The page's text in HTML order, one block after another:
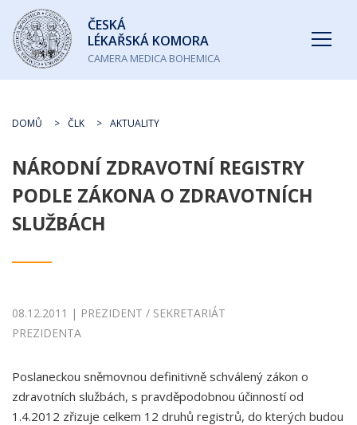
Česká
lékařská
komora
ČESKÁ
LÉKAŘSKÁ KOMORA
CAMERA MEDICA BOHEMICA
DOMŮ ČLK AKTUALITY
NÁRODNÍ ZDRAVOTNÍ REGISTRY
PODLE ZÁKONA O ZDRAVOTNÍCH
SLUŽBÁCH
08.12.2011 | PREZIDENT / SEKRETARIÁT
PREZIDENTA
Poslaneckou sněmovnou definitivně schválený zákon o
zdravotních službách, s pravděpodobnou účinností od
1.4.2012 zřizuje celkem 12 druhů registrů, do kterých budou